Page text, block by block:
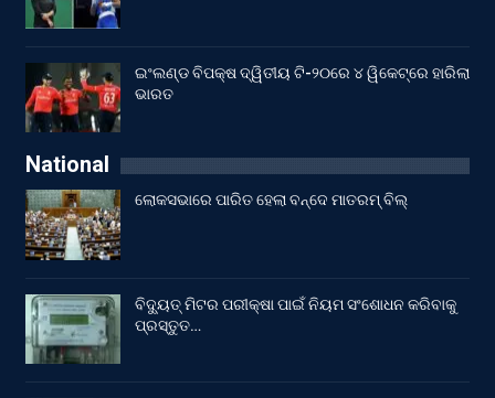
ଇଂଲଣ୍ଡ ବିପକ୍ଷ ଦ୍ୱିତୀୟ ଟି-୨୦ରେ ୪ ୱିକେଟ୍‌ରେ ହାରିଲା
ଭାରତ
National
ଲୋକସଭାରେ ପାରିତ ହେଲା ବନ୍ଦେ ମାତରମ୍‌ ବିଲ୍‌
ବିଦ୍ୟୁତ୍ ମିଟର ପରୀକ୍ଷା ପାଇଁ ନିୟମ ସଂଶୋଧନ କରିବାକୁ
ପ୍ରସ୍ତୁତ…